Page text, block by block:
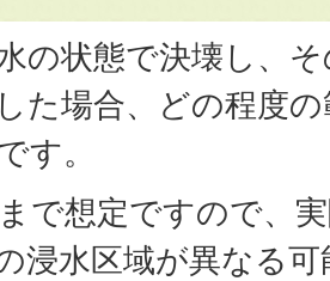
の状態で決壊し、
た場合、どの程度
す。
で想定ですので、
浸水区域が異なる